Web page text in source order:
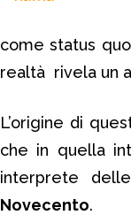
come status
realtà rivela un
L’origine di
che in quella
interprete
Novecento.